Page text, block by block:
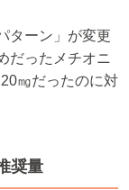
ターン」が変更
だったメチオニ
㎎だったのに対
奨量